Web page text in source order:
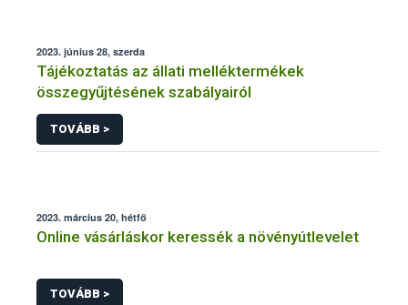
2023. június 28, szerda
Tájékoztatás az állati melléktermékek
összegyűjtésének szabályairól
TOVÁBB >
2023. március 20, hétfő
Online vásárláskor keressék a növényútlevelet
TOVÁBB >